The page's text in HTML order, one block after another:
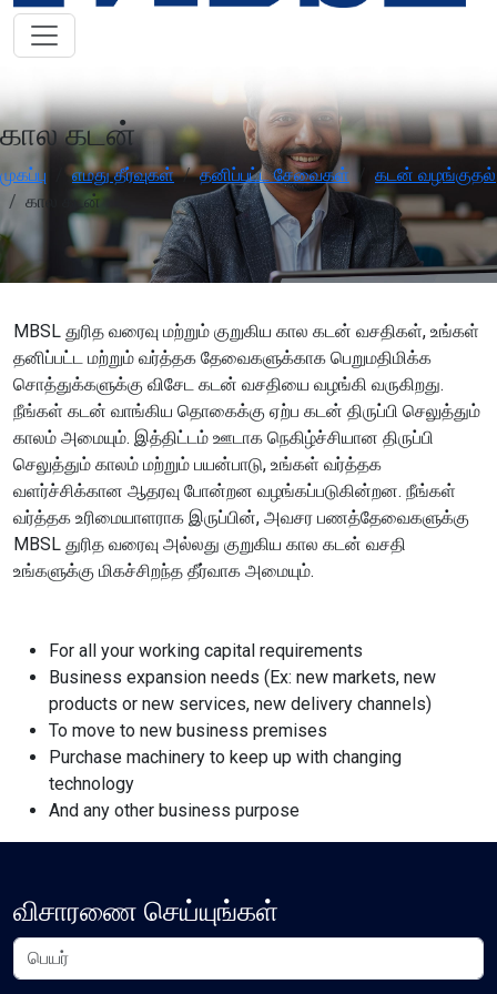
கால கடன்
முகப்பு எமது தீர்வுகள் தனிப்பட்ட சேவைகள்
கடன் வழங்குதல்
கால கடன்
MBSL துரித வரைவு மற்றும் குறுகிய கால கடன் வசதிகள், உங்கள்
தனிப்பட்ட மற்றும் வர்த்தக தேவைகளுக்காக பெறுமதிமிக்க
சொத்துக்களுக்கு விசேட கடன் வசதியை வழங்கி வருகிறது.
நீங்கள் கடன் வாங்கிய தொகைக்கு ஏற்ப கடன் திருப்பி செலுத்தும்
காலம் அமையும். இத்திட்டம் ஊடாக நெகிழ்ச்சியான திருப்பி
செலுத்தும் காலம் மற்றும் பயன்பாடு, உங்கள் வர்த்தக
வளர்ச்சிக்கான ஆதரவு போன்றன வழங்கப்படுகின்றன. நீங்கள்
வர்த்தக உரிமையாளராக இருப்பின், அவசர பணத்தேவைகளுக்கு
MBSL துரித வரைவு அல்லது குறுகிய கால கடன் வசதி
உங்களுக்கு மிகச்சிறந்த தீர்வாக அமையும்.
For all your working capital requirements
Business expansion needs (Ex: new markets, new
products or new services, new delivery channels)
To move to new business premises
Purchase machinery to keep up with changing
technology
And any other business purpose
விசாரணை செய்யுங்கள்
OFF ON visibility
OFF ON Support focus and reduce distractions work
OFF ON Reading & Cognitive Support
Simplify reading and navigation my_location
OFF ON Keyboard Navigation
Use website with the keyboard arrow_right_alt
OFF ON Screen Reader Compatibility
Optimize for screen-readers graphic_eq
OFF ON Older Adults
Enhance visibility and reading comfort elderly
Content Adjustments
open_in_fullContent Scaling
expand_more Default
text_fields_alt
Readable Font
title
link search